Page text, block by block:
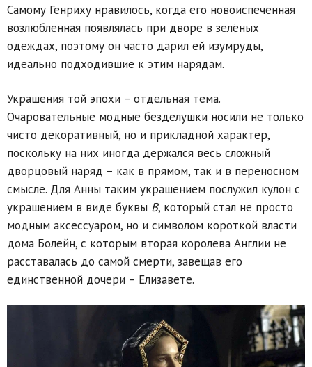
Самому Генриху нравилось, когда его новоиспечённая
возлюбленная появлялась при дворе в зелёных
одеждах, поэтому он часто дарил ей изумруды,
идеально подходившие к этим нарядам.
Украшения той эпохи – отдельная тема.
Очаровательные модные безделушки носили не только
чисто декоративный, но и прикладной характер,
поскольку на них иногда держался весь сложный
дворцовый наряд – как в прямом, так и в переносном
смысле. Для Анны таким украшением послужил кулон с
украшением в виде буквы B, который стал не просто
модным аксессуаром, но и символом короткой власти
дома Болейн, с которым вторая королева Англии не
расставалась до самой смерти, завещав его
единственной дочери – Елизавете.